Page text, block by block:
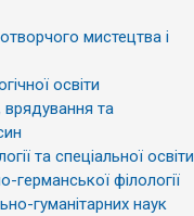
мистецтва і
освіти
врядування та
та спеціальної освіти
германської філології
гуманітарних наук